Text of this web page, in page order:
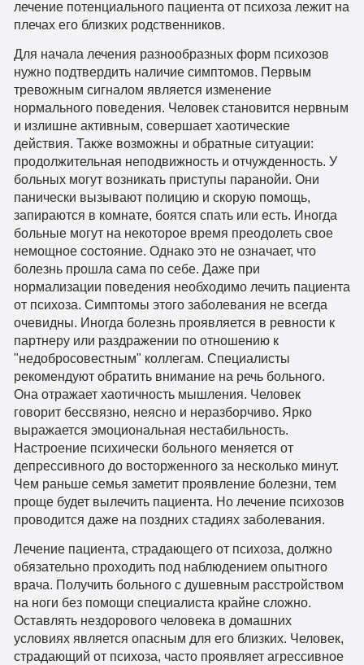
лечение потенциального пациента от психоза лежит на
плечах его близких родственников.
Для начала лечения разнообразных форм психозов
нужно подтвердить наличие симптомов. Первым
тревожным сигналом является изменение
нормального поведения. Человек становится нервным
и излишне активным, совершает хаотические
действия. Также возможны и обратные ситуации:
продолжительная неподвижность и отчужденность. У
больных могут возникать приступы паранойи. Они
панически вызывают полицию и скорую помощь,
запираются в комнате, боятся спать или есть. Иногда
больные могут на некоторое время преодолеть свое
немощное состояние. Однако это не означает, что
болезнь прошла сама по себе. Даже при
нормализации поведения необходимо лечить пациента
от психоза. Симптомы этого заболевания не всегда
очевидны. Иногда болезнь проявляется в ревности к
партнеру или раздражении по отношению к
"недобросовестным" коллегам. Специалисты
рекомендуют обратить внимание на речь больного.
Она отражает хаотичность мышления. Человек
говорит бессвязно, неясно и неразборчиво. Ярко
выражается эмоциональная нестабильность.
Настроение психически больного меняется от
депрессивного до восторженного за несколько минут.
Чем раньше семья заметит проявление болезни, тем
проще будет вылечить пациента. Но лечение психозов
проводится даже на поздних стадиях заболевания.
Лечение пациента, страдающего от психоза, должно
обязательно проходить под наблюдением опытного
врача. Получить больного с душевным расстройством
на ноги без помощи специалиста крайне сложно.
Оставлять нездорового человека в домашних
условиях является опасным для его близких. Человек,
страдающий от психоза, часто проявляет агрессивное